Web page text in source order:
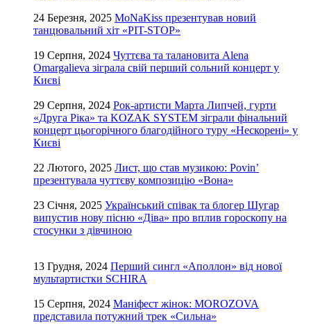
24 Березня, 2025 MoNaKiss презентував новий
танцювальний хіт «PIT-STOP»
19 Серпня, 2024 Чуттєва та талановита Alena
Omargalieva зіграла свій перший сольний концерт у
Києві
29 Серпня, 2024 Рок-артисти Марта Липчей, гурти
«Друга Ріка» та KOZAK SYSTEM зіграли фінальний
концерт цьогорічного благодійного туру «Нескорені» у
Києві
22 Лютого, 2025 Лист, що став музикою: Povin’
презентувала чуттєву композицію «Вона»
23 Січня, 2025 Український співак та блогер Шугар
випустив нову пісню «Діва» про вплив гороскопу на
стосунки з дівчиною
13 Грудня, 2024 Перший сингл «Аполлон» від нової
мультартистки SCHIRA
15 Серпня, 2024 Маніфест жінок: MOROZOVA
представила потужний трек «Сильна»